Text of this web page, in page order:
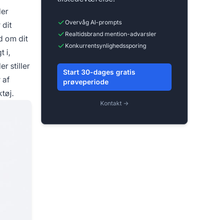
dit
om dit
i,
stiller
af
Overvåg AI-prompts
Realtidsbrand mention-advarsler
Konkurrentsynlighedssporing
Start 30-dages gratis
prøveperiode
Kontakt →